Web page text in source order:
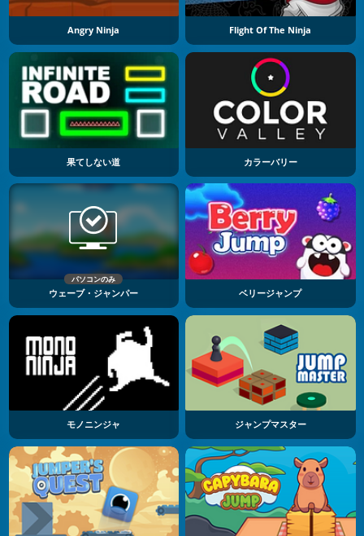
Angry Ninja Flight Of The Ninja
果てしない道 カラーバリー
パソコンのみ
ウェーブ・ジャンパー ベリージャンプ
モノニンジャ ジャンプマスター